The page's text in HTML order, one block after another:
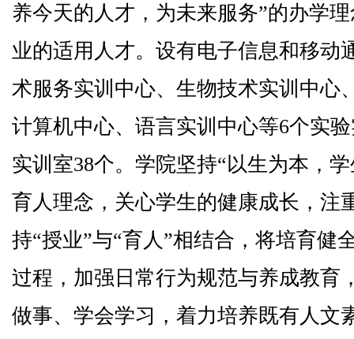
养今天的人才，为未来服务”的办学
业的适用人才。设有电子信息和移动
术服务实训中心、生物技术实训中心
计算机中心、语言实训中心等6个实
实训室38个。学院坚持“以生为本，
育人理念，关心学生的健康成长，注
持“授业”与“育人”相结合，将培育健
过程，加强日常行为规范与养成教育
做事、学会学习，着力培养既有人文